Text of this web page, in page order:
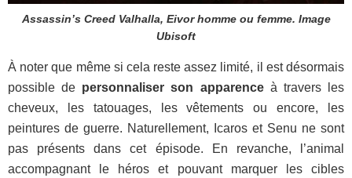
Assassin’s Creed Valhalla, Eivor homme ou femme. Image
Ubisoft
À noter que même si cela reste assez limité, il est désormais
possible de personnaliser son apparenceà travers les
cheveux, les tatouages, les vêtements ou encore, les
peintures de guerre. Naturellement, Icaros et Senu ne sont
pas présents dans cet épisode. En revanche, l’animal
accompagnant le héros et pouvant marquer les cibles